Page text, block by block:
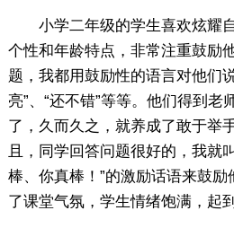
小学二年级的学生喜欢炫耀
个性和年龄特点，非常注重鼓励
题，我都用鼓励性的语言对他们
亮”、“还不错”等等。他们得到老
了，久而久之，就养成了敢于举
且，同学回答问题很好的，我就
棒、你真棒！”的激励话语来鼓
了课堂气氛，学生情绪饱满，起